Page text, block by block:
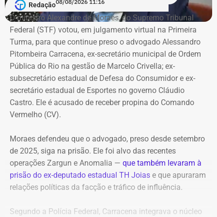
identificável judicialmente. Também sustenta que o sigilo
da fonte protege o informante, mas não elimina a
responsabilidade de quem decide publicar, editar e
impulsionar um conteúdo.
Chamado a se manifestar antes da decisão sobre a
liminar, o Ministério Público do Estado do Rio de Janeiro
recomendou que os pedidos urgentes fossem rejeitados.
Promotoria afirmou que publicações
deveriam ser mantidas
Em parecer apresentado em 5 de julho, a 2ª Promotoria
de Justiça de Tutela Coletiva do Núcleo Cabo Frio
afirmou que as publicações deveriam permanecer
fatos e formar sua própria avaliação.
Vitor Hugo também é alvo de outra investigação. Em
julho, a Delegacia de Atendimento à Mulher (Deam) da
Zona Sul instaurou um inquérito após receber do
Ministério Público do Rio (MPRJ) uma notícia de fato que
apontava um possível estupro contra uma adolescente de
17 anos durante o pré-carnaval deste ano.
A investigação está em andamento e tramita sob sigilo.
que ocorreria na sexta-feira (07), foi adiada para a
próxima quinta-feira (13).
Com informações do portal “g1”.
Redação08/08/2026 11:16
O ministro Alexandre de Moraes, do Supremo Tribunal
Federal (STF) votou, em julgamento virtual na Primeira
Turma, para que continue preso o advogado Alessandro
Pitombeira Carracena, ex-secretário municipal de Ordem
Pública do Rio na gestão de Marcelo Crivella; ex-
subsecretário estadual de Defesa do Consumidor e ex-
secretário estadual de Esportes no governo Cláudio
Castro. Ele é acusado de receber propina do Comando
Vermelho (CV).
Moraes defendeu que o advogado, preso desde setembro
de 2025, siga na prisão. Ele foi alvo das recentes
operações Zargun e Anomalia — que também levaram à
prisão do ex-deputado estadual TH Joias e que apuraram
relações políticas da facção e tráfico de influência.
Segundo a Polícia Federal, Carracena integrava o núcleo